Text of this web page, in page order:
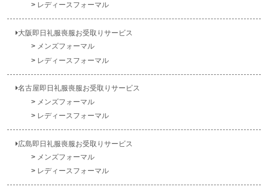
レディースフォーマル
大阪即日礼服喪服お受取りサービス
メンズフォーマル
レディースフォーマル
名古屋即日礼服喪服お受取りサービス
メンズフォーマル
レディースフォーマル
広島即日礼服喪服お受取りサービス
メンズフォーマル
レディースフォーマル